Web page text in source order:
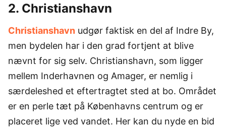
2. Christianshavn
Christianshavn udgør faktisk en del af Indre By,
men bydelen har i den grad fortjent at blive
nævnt for sig selv. Christianshavn, som ligger
mellem Inderhavnen og Amager, er nemlig i
særdeleshed et eftertragtet sted at bo. Området
er en perle tæt på Københavns centrum og er
placeret lige ved vandet. Her kan du nyde en bid